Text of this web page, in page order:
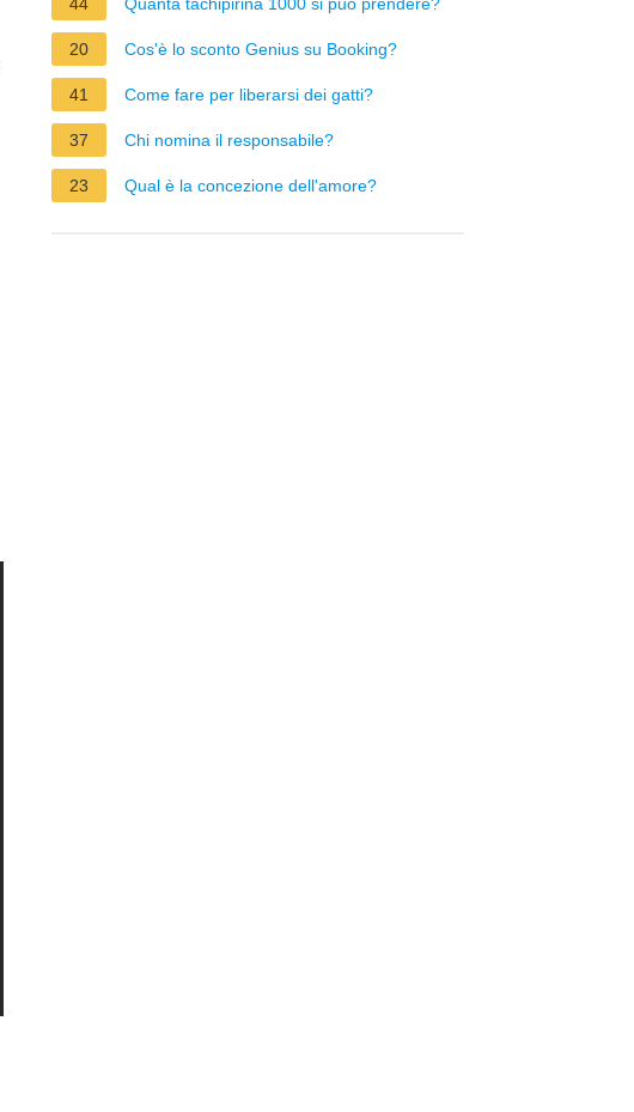
20 Cos'è lo sconto Genius su Booking?
41 Come fare per liberarsi dei gatti?
37 Chi nomina il responsabile?
23 Qual è la concezione dell'amore?